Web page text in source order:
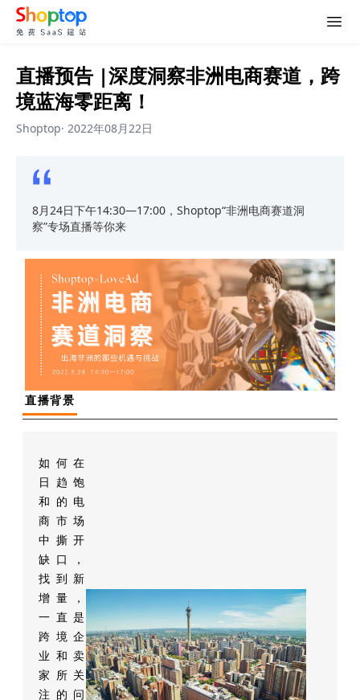
直播预告 |深度洞察非洲电商赛道，跨
境蓝海零距离！
Shoptop· 2022年08月22日
8月24日下午14:30—17:00，Shoptop“非洲电商赛道洞
察”专场直播等你来
直播背景
如何在
日趋饱
和的电
商市场
中撕开
缺口，
找到新
增量，
一直是
跨境企
业和卖
家所关
注的问